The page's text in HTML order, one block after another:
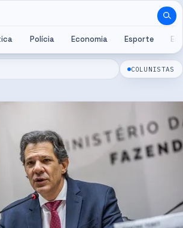
Polícia Economia Esporte
COLUNISTAS